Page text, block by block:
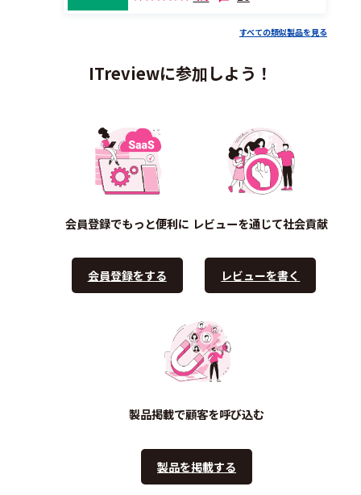
すべての類似製品を見る
ITreviewに参加しよう！
会員登録でもっと便利に
会員登録をする
レビューを通じて社会貢献
レビューを書く
製品掲載で顧客を呼び込む
製品を掲載する